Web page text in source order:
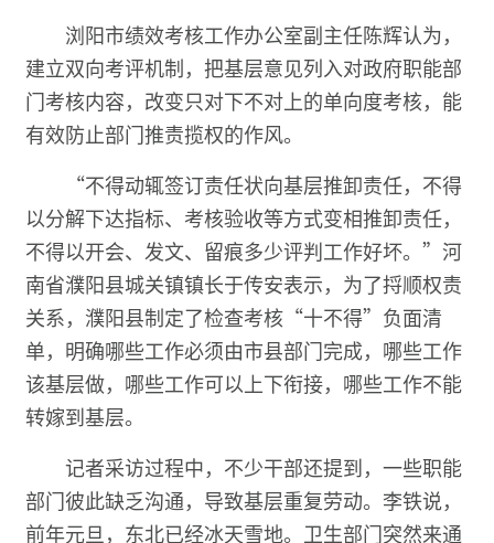
浏阳市绩效考核工作办公室副主任陈辉认为，
建立双向考评机制，把基层意见列入对政府职能部
门考核内容，改变只对下不对上的单向度考核，能
有效防止部门推责揽权的作风。
“不得动辄签订责任状向基层推卸责任，不得
以分解下达指标、考核验收等方式变相推卸责任，
不得以开会、发文、留痕多少评判工作好坏。”河
南省濮阳县城关镇镇长于传安表示，为了捋顺权责
关系，濮阳县制定了检查考核“十不得”负面清
单，明确哪些工作必须由市县部门完成，哪些工作
该基层做，哪些工作可以上下衔接，哪些工作不能
转嫁到基层。
记者采访过程中，不少干部还提到，一些职能
部门彼此缺乏沟通，导致基层重复劳动。李铁说，
前年元旦，东北已经冰天雪地。卫生部门突然来通